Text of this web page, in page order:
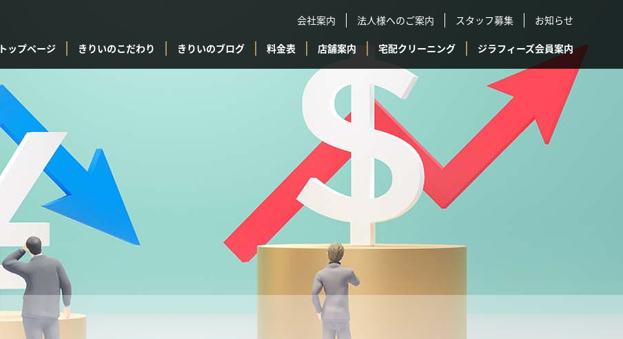
会社案内 法人様へのご案内 スタッフ募集 お知らせ
トップページ きりいのこだわり きりいのブログ 料金表 店舗案内 宅配クリーニング ジラフィーズ会員案内